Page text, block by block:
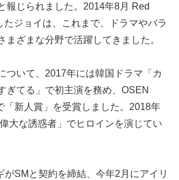
報じられました。2014年8月 Red
たジョイは、これまで、ドラマやバラ
まざまな分野で活躍してきました。
ついて、2017年には韓国ドラマ「カ
ぎてる」で初主演を務め、OSEN
「新人賞」を受賞しました。2018年
大な誘惑者」でヒロインを演じてい
がSMと契約を締結、今年2月にアイリ